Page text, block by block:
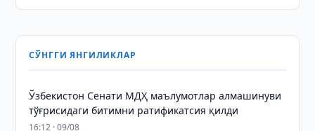
СЎНГГИ ЯНГИЛИКЛАР
Ўзбекистон Сенати МДҲ маълумотлар алмашинуви
тўғрисидаги битимни ратификатсия қилди
16:12 · 09/08